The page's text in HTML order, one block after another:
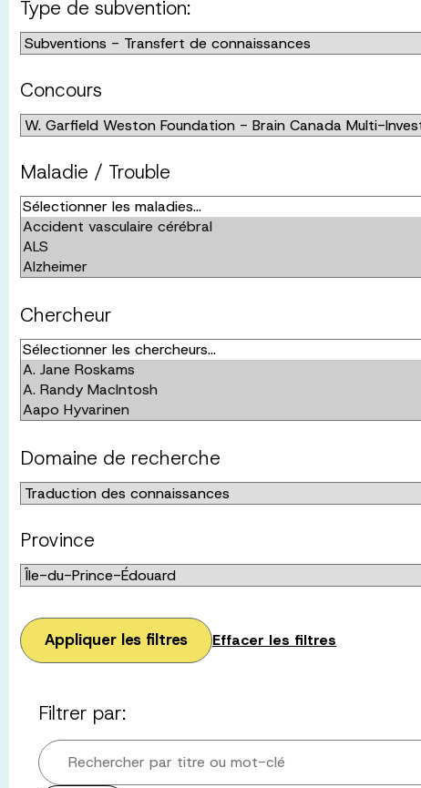
Type de subvention:
Concours
Maladie / Trouble
Chercheur
Domaine de recherche
Province
Appliquer les filtres Effacer les filtres
Filtrer par:
Rechercher par titre ou mot-clé